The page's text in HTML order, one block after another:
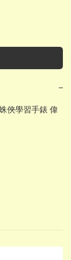
−
學習手錶 偉